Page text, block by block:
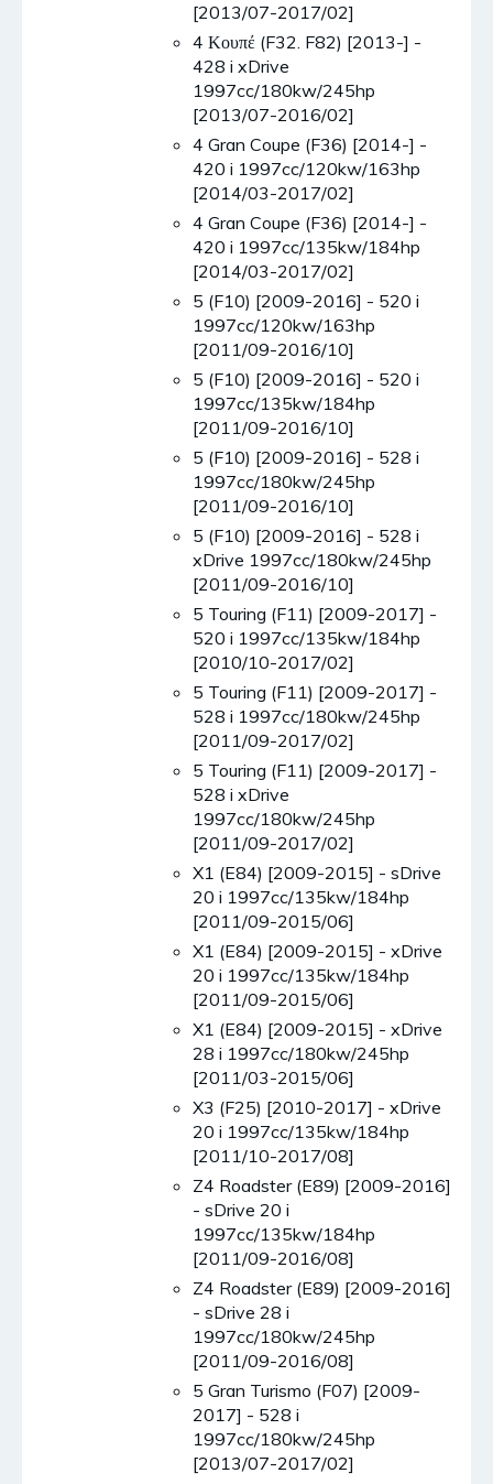
[2013/07-2017/02]
4 Κουπέ (F32. F82) [2013-] -
428 i xDrive
1997cc/180kw/245hp
[2013/07-2016/02]
4 Gran Coupe (F36) [2014-] -
420 i 1997cc/120kw/163hp
[2014/03-2017/02]
4 Gran Coupe (F36) [2014-] -
420 i 1997cc/135kw/184hp
[2014/03-2017/02]
5 (F10) [2009-2016] - 520 i
1997cc/120kw/163hp
[2011/09-2016/10]
5 (F10) [2009-2016] - 520 i
1997cc/135kw/184hp
[2011/09-2016/10]
5 (F10) [2009-2016] - 528 i
1997cc/180kw/245hp
[2011/09-2016/10]
5 (F10) [2009-2016] - 528 i
xDrive 1997cc/180kw/245hp
[2011/09-2016/10]
5 Touring (F11) [2009-2017] -
520 i 1997cc/135kw/184hp
[2010/10-2017/02]
5 Touring (F11) [2009-2017] -
528 i 1997cc/180kw/245hp
[2011/09-2017/02]
5 Touring (F11) [2009-2017] -
528 i xDrive
1997cc/180kw/245hp
[2011/09-2017/02]
X1 (E84) [2009-2015] - sDrive
20 i 1997cc/135kw/184hp
[2011/09-2015/06]
X1 (E84) [2009-2015] - xDrive
20 i 1997cc/135kw/184hp
[2011/09-2015/06]
X1 (E84) [2009-2015] - xDrive
28 i 1997cc/180kw/245hp
[2011/03-2015/06]
X3 (F25) [2010-2017] - xDrive
20 i 1997cc/135kw/184hp
[2011/10-2017/08]
Z4 Roadster (E89) [2009-2016]
- sDrive 20 i
1997cc/135kw/184hp
[2011/09-2016/08]
Z4 Roadster (E89) [2009-2016]
- sDrive 28 i
1997cc/180kw/245hp
[2011/09-2016/08]
5 Gran Turismo (F07) [2009-
2017] - 528 i
1997cc/180kw/245hp
[2013/07-2017/02]